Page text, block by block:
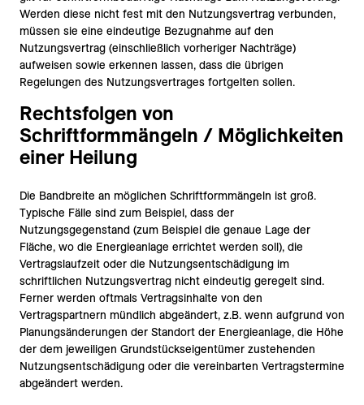
Werden diese nicht fest mit den Nutzungsvertrag verbunden,
müssen sie eine eindeutige Bezugnahme auf den
Nutzungsvertrag (einschließlich vorheriger Nachträge)
aufweisen sowie erkennen lassen, dass die übrigen
Regelungen des Nutzungsvertrages fortgelten sollen.
Rechtsfolgen von
Schriftformmängeln / Möglichkeiten
einer Heilung
Die Bandbreite an möglichen Schriftformmängeln ist groß.
Typische Fälle sind zum Beispiel, dass der
Nutzungsgegenstand (zum Beispiel die genaue Lage der
Fläche, wo die Energieanlage errichtet werden soll), die
Vertragslaufzeit oder die Nutzungsentschädigung im
schriftlichen Nutzungsvertrag nicht eindeutig geregelt sind.
Ferner werden oftmals Vertragsinhalte von den
Vertragspartnern mündlich abgeändert, z.B. wenn aufgrund von
Planungsänderungen der Standort der Energieanlage, die Höhe
der dem jeweiligen Grundstückseigentümer zustehenden
Nutzungsentschädigung oder die vereinbarten Vertragstermine
abgeändert werden.